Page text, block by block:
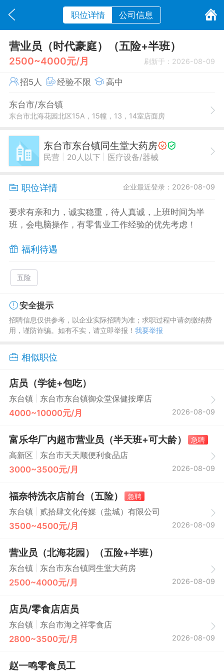
职位详情 公司信息
营业员（时代豪庭）（五险+半班）
2500~4000元/月 刷新于：2026-08-09
招5人 经验不限 高中
东台市/东台镇
东台市北海花园北区15A，15幢，13，14室店面房
东台市东台镇同生堂大药房
民营 20人以下 医疗设备/器械
职位详情 企业最近登录：2026-08-09
要求有亲和力，诚实稳重，待人真诚，上班时间为半
班，会电脑操作，有零售业工作经验的优先考虑！
福利待遇
五险
安全提示
招聘信息仅供参考，以企业实际招聘为准；求职过程中请勿缴纳费
用，谨防诈骗。如有不实，请立即举报！ 我要举报
相似职位
店员（学徒+包吃）
东台镇 东台市东台镇御众堂保健按摩店
4000~10000元/月 2026-08-09
富乐华厂内超市营业员（半天班+可大龄）
急聘
高新区
东台市天天顺便利食品店
3000~3500元/月 2026-08-09
福奈特洗衣店前台（五险）
急聘
东台镇
贰拾肆文化传媒（盐城）有限公司
3500~4500元/月 2026-08-09
营业员（北海花园）（五险+半班）
东台镇 东台市东台镇同生堂大药房
2500~4000元/月 2026-08-09
店员/零食店店员
东台镇 东台市海之祥零食店
2800~3500元/月 2026-08-09
赵一鸣零食员工